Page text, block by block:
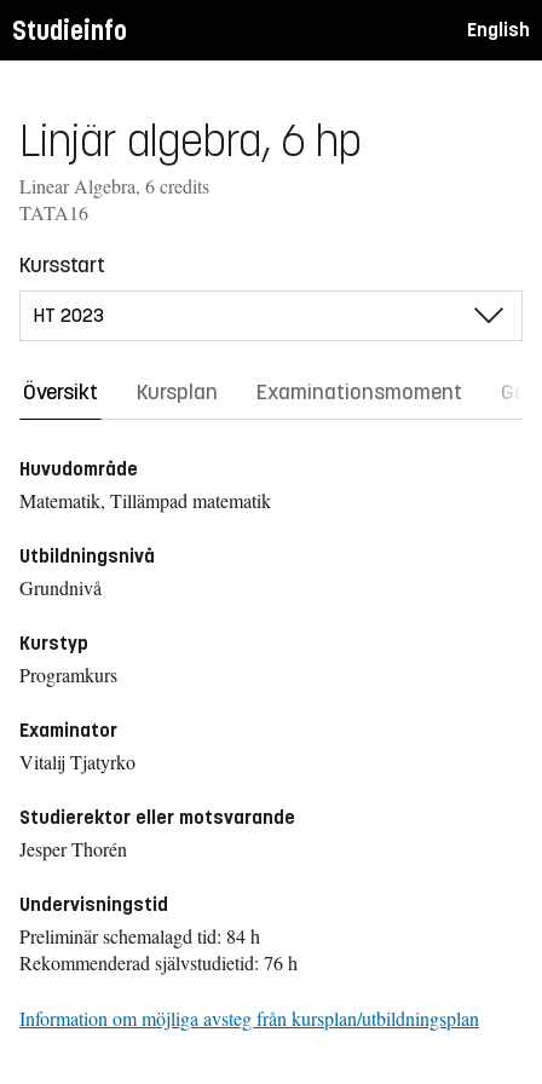
Studieinfo English
Linjär algebra, 6 hp
Linear Algebra, 6 credits
TATA16
Kursstart
Översikt Kursplan Examinationsmoment
Huvudområde
Matematik, Tillämpad matematik
Utbildningsnivå
Grundnivå
Kurstyp
Programkurs
Examinator
Vitalij Tjatyrko
Studierektor eller motsvarande
Jesper Thorén
Undervisningstid
Preliminär schemalagd tid: 84 h
Rekommenderad självstudietid: 76 h
Information om möjliga avsteg från kursplan/utbildningsplan